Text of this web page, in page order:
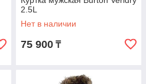
2.5L
Нет в наличии
75 900 ₸